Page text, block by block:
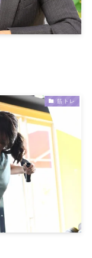
筋トレ